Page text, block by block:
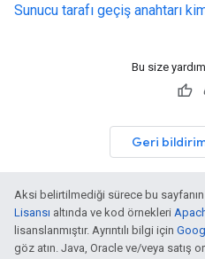
Sunucu tarafı geçiş anahtarı
Bu size
Geri
Aksi belirtilmediği sürece bu
Lisansı altında ve kod örnekleri
lisanslanmıştır. Ayrıntılı bilgi için
göz atın. Java, Oracle ve/veya satış